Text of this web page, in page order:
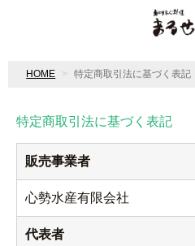
HOME 特定商取引法に基づく表記
特定商取引法に基づく表記
販売事業者
心勢水産有限会社
代表者